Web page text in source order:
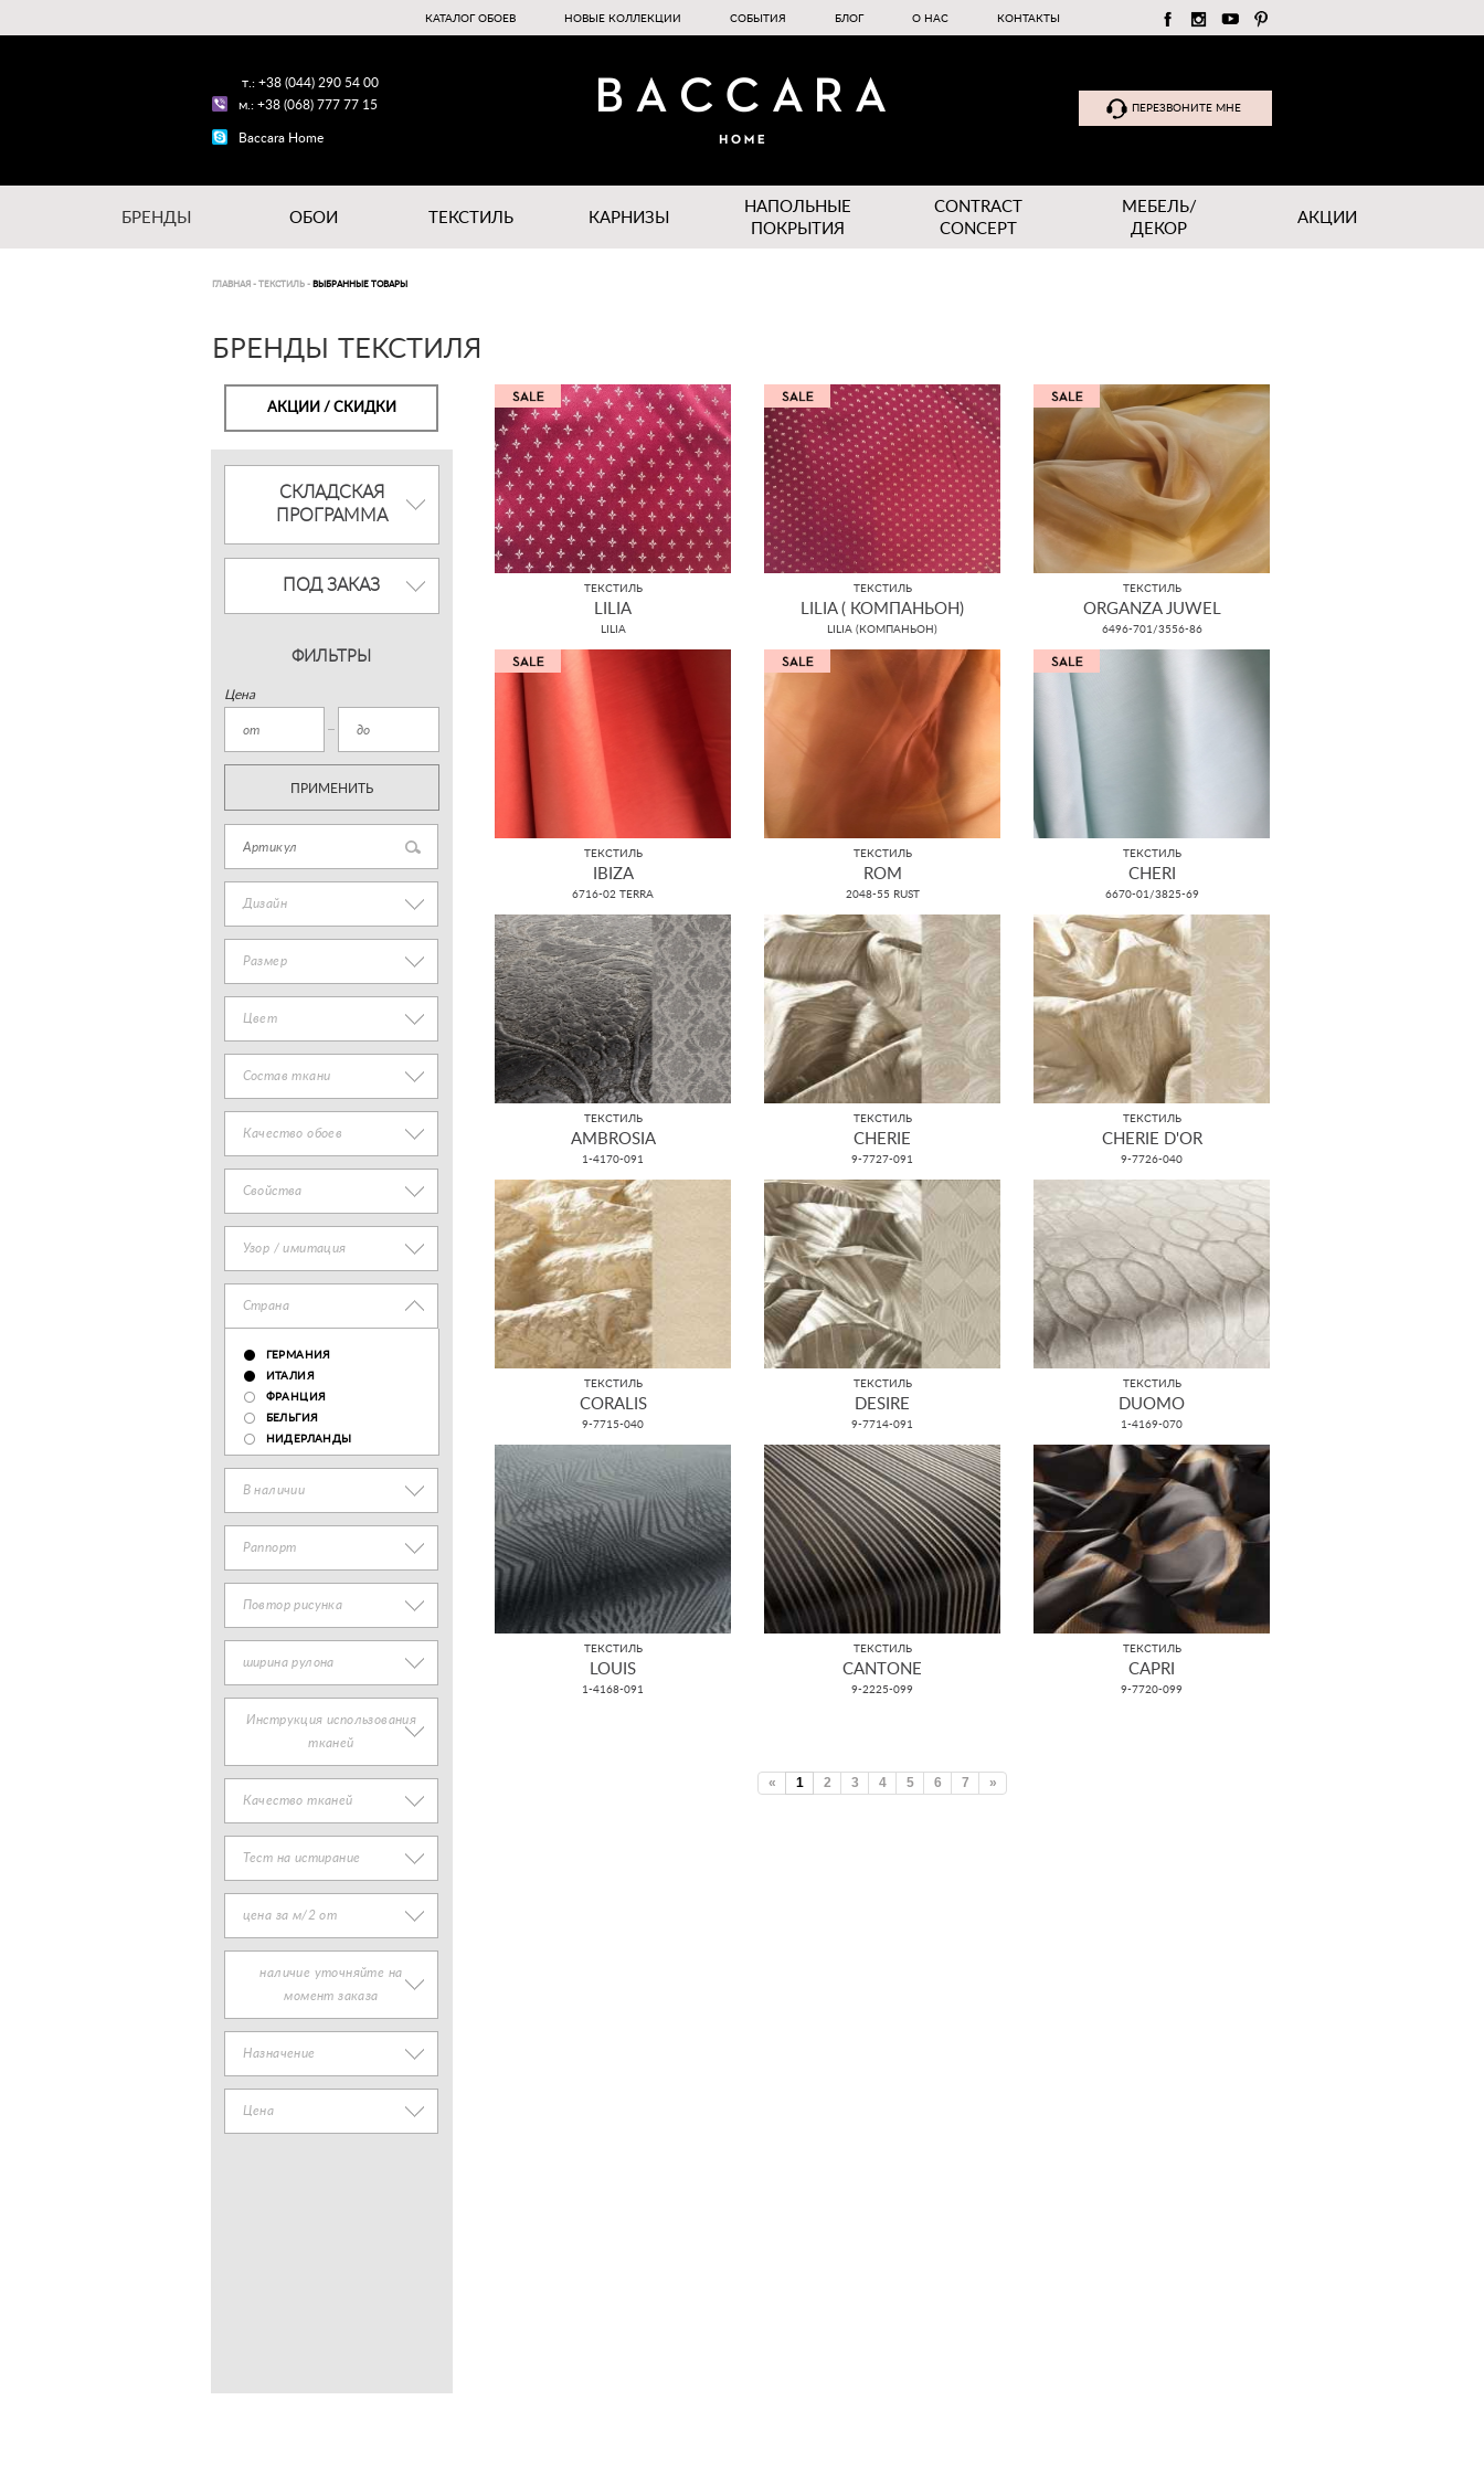
КАТАЛОГ ОБОЕВ НОВЫЕ КОЛЛЕКЦИИ СОБЫТИЯ БЛОГ О НАС КОНТАКТЫ
т.: +38 (044) 290 54 00
м.: +38 (068) 777 77 15
Baccara Home
ПЕРЕЗВОНИТЕ МНЕ
БРЕНДЫ ОБОИ ТЕКСТИЛЬ КАРНИЗЫ
НАПОЛЬНЫЕ
ПОКРЫТИЯ
CONTRACT
CONCEPT
МЕБЕЛЬ/
ДЕКОР
АКЦИИ
ГЛАВНАЯ - ТЕКСТИЛЬ - ВЫБРАННЫЕ ТОВАРЫ
БРЕНДЫ ТЕКСТИЛЯ
АКЦИИ / СКИДКИ
СКЛАДСКАЯ
ПРОГРАММА
ПОД ЗАКАЗ
ФИЛЬТРЫ
Цена
ПРИМЕНИТЬ
Дизайн
Размер
Цвет
Состав ткани
Качество обоев
Свойства
Узор / имитация
Страна
ГЕРМАНИЯ
ИТАЛИЯ
ФРАНЦИЯ
БЕЛЬГИЯ
НИДЕРЛАНДЫ
В наличии
Раппорт
Повтор рисунка
ширина рулона
Инструкция использования
тканей
Качество тканей
Тест на истирание
цена за м/2 от
наличие уточняйте на
момент заказа
Назначение
Цена
ТЕКСТИЛЬ
LILIA
LILIA
ТЕКСТИЛЬ
LILIA ( КОМПАНЬОН)
LILIA (КОМПАНЬОН)
ТЕКСТИЛЬ
ORGANZA JUWEL
6496-701/3556-86
ТЕКСТИЛЬ
IBIZA
6716-02 TERRA
ТЕКСТИЛЬ
ROM
2048-55 RUST
ТЕКСТИЛЬ
CHERI
6670-01/3825-69
ТЕКСТИЛЬ
AMBROSIA
1-4170-091
ТЕКСТИЛЬ
CHERIE
9-7727-091
ТЕКСТИЛЬ
CHERIE D'OR
9-7726-040
ТЕКСТИЛЬ
CORALIS
9-7715-040
ТЕКСТИЛЬ
DESIRE
9-7714-091
ТЕКСТИЛЬ
DUOMO
1-4169-070
ТЕКСТИЛЬ
LOUIS
1-4168-091
ТЕКСТИЛЬ
CANTONE
9-2225-099
ТЕКСТИЛЬ
CAPRI
9-7720-099
« 1 2 3 4 5 6 7 »